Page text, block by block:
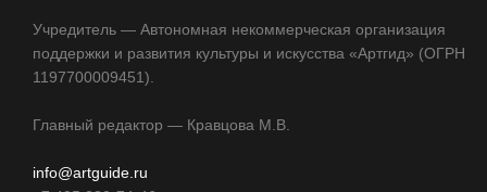
Учредитель — Автономная некоммерческая организация
поддержки и развития культуры и искусства «Артгид» (ОГРН
1197700009451).
Главный редактор — Кравцова М.В.
info@artguide.ru